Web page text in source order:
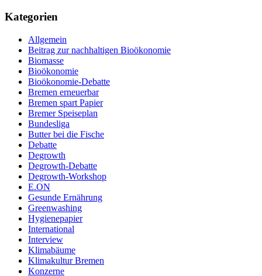
Kategorien
Allgemein
Beitrag zur nachhaltigen Bioökonomie
Biomasse
Bioökonomie
Bioökonomie-Debatte
Bremen erneuerbar
Bremen spart Papier
Bremer Speiseplan
Bundesliga
Butter bei die Fische
Debatte
Degrowth
Degrowth-Debatte
Degrowth-Workshop
E.ON
Gesunde Ernährung
Greenwashing
Hygienepapier
International
Interview
Klimabäume
Klimakultur Bremen
Konzerne